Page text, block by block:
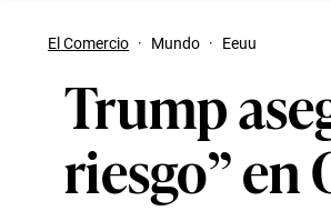
El Comercio · Mundo · Eeuu
Trump
riesgo” en